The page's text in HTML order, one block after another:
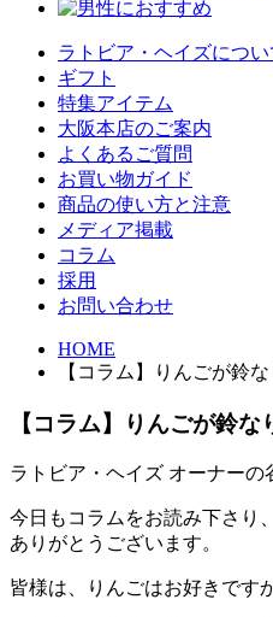
ラトビア・ヘイズについ
ギフト
特集アイテム
大阪本店のご案内
よくあるご質問
お買い物ガイド
商品の使い方と注意
メディア掲載
コラム
採用
お問い合わせ
HOME
【コラム】りんごが鈴
【コラム】りんごが鈴な
ラトビア・ヘイズ オーナーの
今日もコラムをお読み下さり、
ありがとうございます。
皆様は、りんごはお好きですか